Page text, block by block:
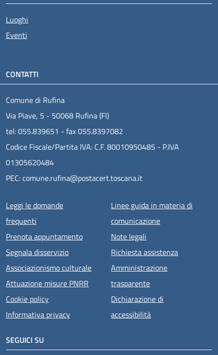
Luoghi
Eventi
CONTATTI
Comune di Rufina
Via Piave, 5 - 50068 Rufina (FI)
tel: 055.839651 - fax 055.8397082
Codice Fiscale/Partita IVA: C.F. 80010950485 - P.IVA
01305620484
PEC: comune.rufina@postacert.toscana.it
Menu piè di pagina
Leggi le domande
frequenti
Prenota appuntamento
Segnala disservizio
Associazionismo culturale
Attuazione misure PNRR
Cookie policy
Informativa privacy
Linee guida in materia di
comunicazione
Note legali
Richiesta assistenza
Amministrazione
trasparente
Dichiarazione di
accessibilità
SEGUICI SU